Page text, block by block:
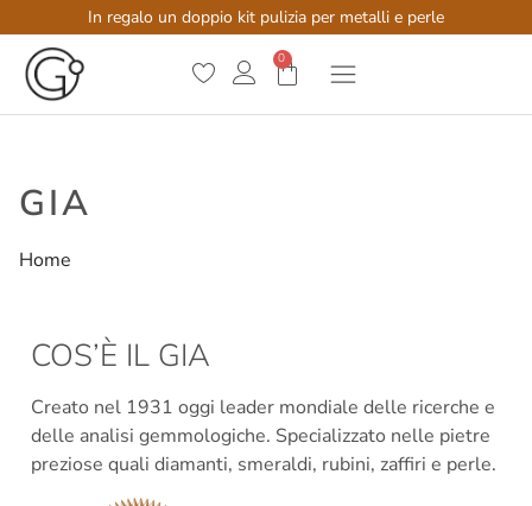
In regalo un doppio kit pulizia per metalli e perle
0
GIA
Home
COS’È IL GIA
Creato nel 1931 oggi leader mondiale delle ricerche e
delle analisi gemmologiche. Specializzato nelle pietre
preziose quali diamanti, smeraldi, rubini, zaffiri e perle.